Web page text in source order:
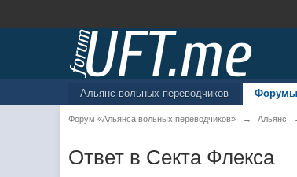
Альянс вольных переводчиков Форумы
Форум «Альянса вольных переводчиков» → Альянс
Ответ в Секта Флекса